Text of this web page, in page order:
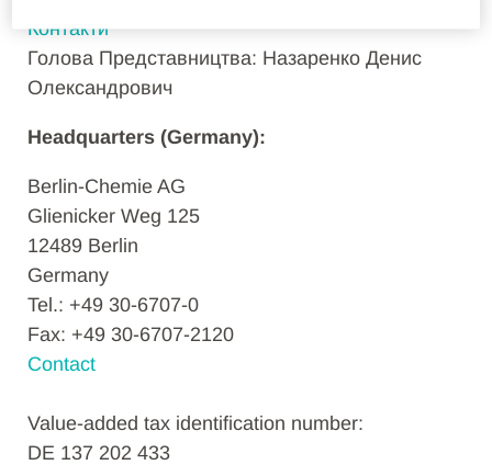
Контакти
Голова Представництва: Назаренко Денис
Олександрович
Headquarters (Germany):
Berlin-Chemie AG
Glienicker Weg 125
12489 Berlin
Germany
Tel.: +49 30-6707-0
Fax: +49 30-6707-2120
Contact
Value-added tax identification number:
DE 137 202 433